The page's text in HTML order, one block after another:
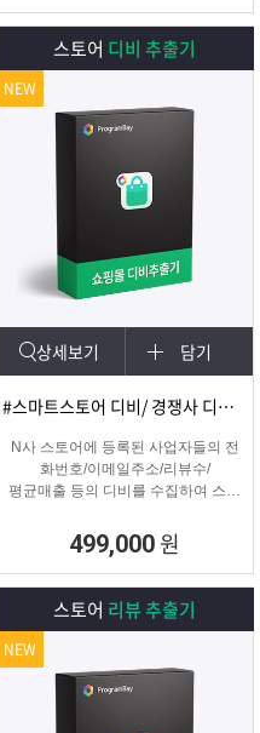
스토어 디비 추출기
상세보기 담기
#스마트스토어 디비/ 경쟁사 디비 분석
N사 스토어에 등록된 사업자들의 전
화번호/이메일주소/리뷰수/
평균매출 등의 디비를 수집하여 스토
경쟁사 분석에 탁월한 프로그램입니
다.
499,000 원
NEW
스토어 리뷰 추출기
NEW